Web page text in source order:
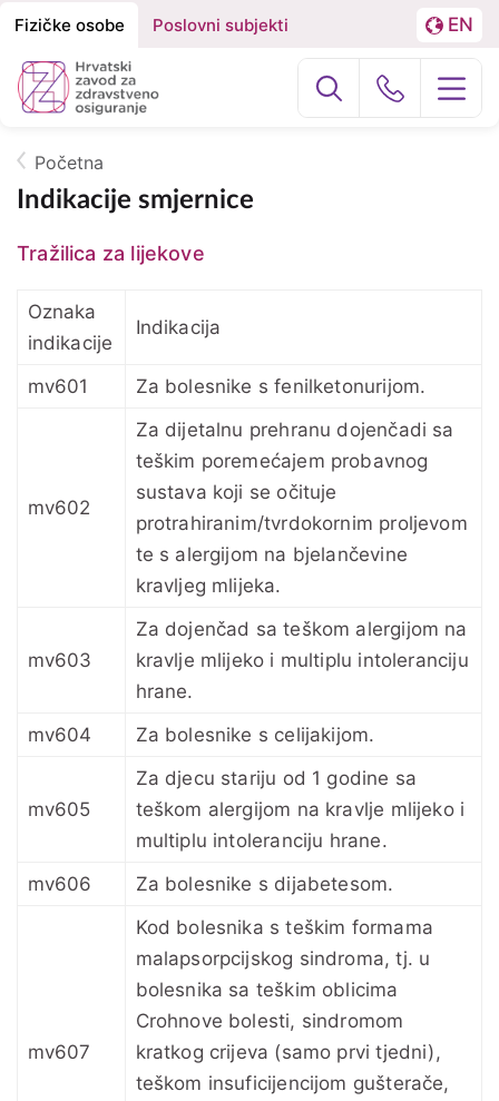
na
Fizičke
osobe
i
Poslovne
Fizičke osobe Poslovni subjekti EN
Breadcrumb
Početna
Indikacije smjernice
Tražilica za lijekove
Oznaka
indikacije
Indikacija
mv601 Za bolesnike s fenilketonurijom.
mv602
Za dijetalnu prehranu dojenčadi sa
teškim poremećajem probavnog
sustava koji se očituje
protrahiranim/tvrdokornim proljevom
te s alergijom na bjelančevine
kravljeg mlijeka.
mv603
Za dojenčad sa teškom alergijom na
kravlje mlijeko i multiplu intoleranciju
hrane.
mv604
Za bolesnike s celijakijom.
mv605
Za djecu stariju od 1 godine sa
teškom alergijom na kravlje mlijeko i
multiplu intoleranciju hrane.
mv606
Za bolesnike s dijabetesom.
mv607
Kod bolesnika s teškim formama
malapsorpcijskog sindroma, tj. u
bolesnika sa teškim oblicima
Crohnove bolesti, sindromom
kratkog crijeva (samo prvi tjedni),
teškom insuficijencijom gušterače,
Izbornik
Poslovni
Projekti